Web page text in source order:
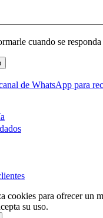
cuando se
de WhatsApp para
cookies para ofrecer un
su uso.